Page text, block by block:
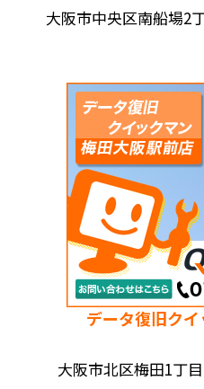
大阪市中央区南船場2
データ復旧ク
大阪市北区梅田1丁